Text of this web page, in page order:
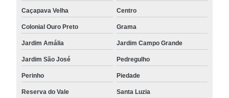
Caçapava Velha Centro
Colonial Ouro Preto Grama
Jardim Amália Jardim Campo Grande
Jardim São José Pedregulho
Perinho Piedade
Reserva do Vale Santa Luzia